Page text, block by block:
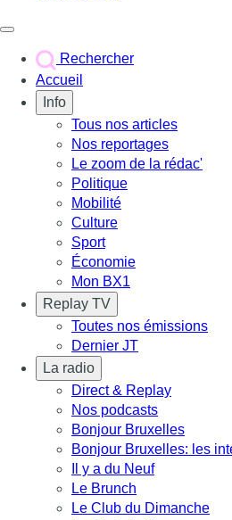
Rechercher
Accueil
Info
Tous nos articles
Nos reportages
Le zoom de la rédac'
Politique
Mobilité
Culture
Sport
Économie
Mon BX1
Replay TV
Toutes nos émissions
Dernier JT
La radio
Direct & Replay
Nos podcasts
Bonjour Bruxelles
Bonjour Bruxelles: les
Il y a du Neuf
Le Brunch
Le Club du Dimanche